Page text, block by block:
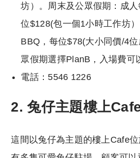
坊）。周末及公眾假期：成
位$128(包一個1小時工作坊
BBQ，每位$78(大小同價/4
眾假期選擇PlanB，入場費可
電話：5546 1226
2. 兔仔主題樓上
這間以兔仔為主題的樓上Cafe